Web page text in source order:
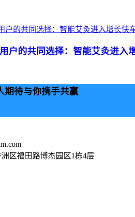
户的共同选择：智能艾灸进入
期待与你携手共赢
区福田路博杰园区1栋4层